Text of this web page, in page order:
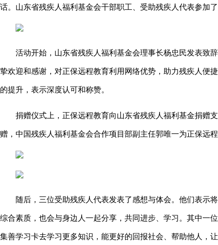
话。山东省残疾人福利基金会干部职工、受助残疾人代表参加
活动开始，山东省残疾人福利基金会理事长杨忠民发表致
挚欢迎和感谢，对正保远程教育利用网络优势，助力残疾人便
的提升，表示深度认可和称赞。
捐赠仪式上，正保远程教育向山东省残疾人福利基金捐赠
赠，中国残疾人福利基金会合作项目部副主任郭唯一为正保远
随后，三位受助残疾人代表发表了感想与体会。他们表示
综合素质，也会与身边人一起分享，共同进步、学习。其中一
集善学习卡去学习更多知识，能更好的回报社会、帮助他人，